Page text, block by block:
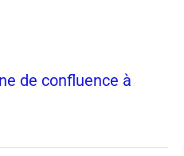
de confluence à